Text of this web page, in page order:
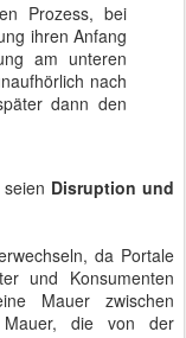
Prozess, bei
ihren Anfang
am unteren
nach
dann den
Disruption und
da Portale
und Konsumenten
Mauer zwischen
Mauer, die von der